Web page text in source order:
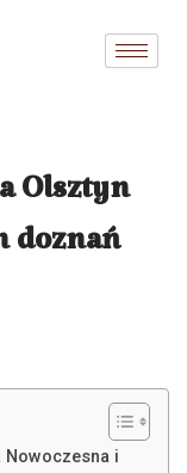
Olsztyn
doznań
Nowoczesna i